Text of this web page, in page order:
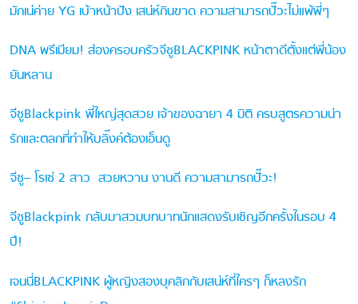
มักเน่ค่าย YG เบ้าหน้าปัง เสน่ห์กินขาด ความสามารถปั๊วะไม่แพ้พี่ๆ
DNA พรีเมียม! ส่องครอบครัวจีซูBLACKPINK หน้าตาดีตั้งแต่พี่น้อง
ยันหลาน
จีซูBlackpink พี่ใหญ่สุดสวย เจ้าของฉายา 4 มิติ ครบสูตรความน่า
รักและตลกที่ทำให้บลิ๊งค์ต้องเอ็นดู
จีซู– โรเซ่ 2 สาว สวยหวาน งานดี ความสามารถปั๊วะ!
จีซูBlackpink กลับมาสวมบทบาทนักแสดงรับเชิญอีกครั้งในรอบ 4
ปี!
เจนนี่BLACKPINK ผู้หญิงสองบุคลิกกับเสน่ห์ที่ใครๆ ก็หลงรัก